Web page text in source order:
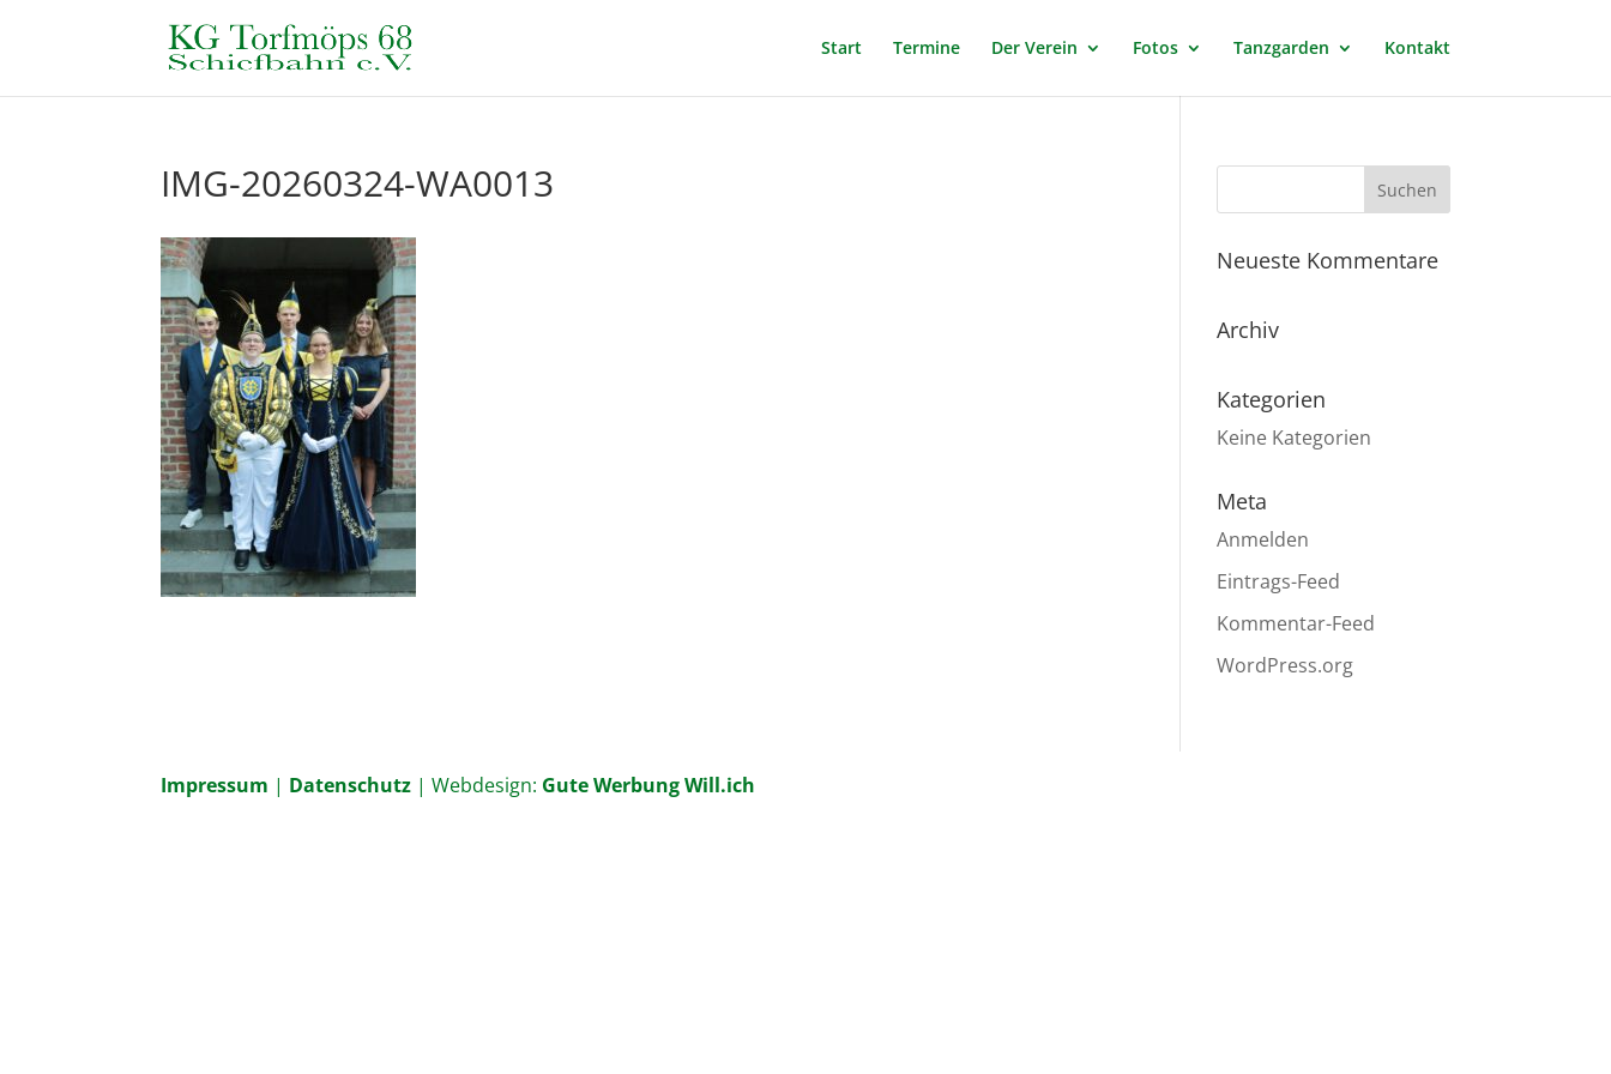
Start Termine Der Verein Fotos Tanzgarden Kontakt
IMG-20260324-WA0013
Neueste Kommentare
Archiv
Kategorien
Keine Kategorien
Meta
Anmelden
Eintrags-Feed
Kommentar-Feed
WordPress.org
Impressum | Datenschutz | Webdesign: Gute Werbung Will.ich